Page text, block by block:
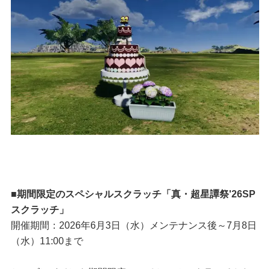
■期間限定のスペシャルスクラッチ「真・超星譚祭'26SP
スクラッチ」
開催期間：2026年6月3日（水）メンテナンス後～7月8日
（水）11:00まで